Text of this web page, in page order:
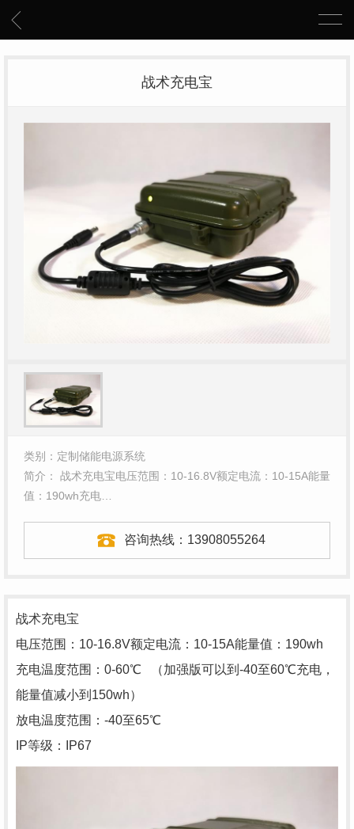
战术充电宝
类别：定制储能电源系统
简介： 战术充电宝电压范围：10-16.8V额定电流：10-15A能量
值：190wh充电…
咨询热线： 13908055264
战术充电宝
电压范围：10-16.8V额定电流：10-15A能量值：190wh
充电温度范围：0-60℃ （加强版可以到-40至60℃充电，
能量值减小到150wh）
放电温度范围：-40至65℃
IP等级：IP67